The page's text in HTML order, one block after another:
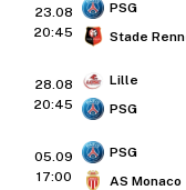
23.08
20:45
PSG
Stade
28.08
20:45
Lille
PSG
05.09
17:00
PSG
AS Monaco